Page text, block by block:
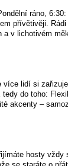
ráno,
přívětivěji.
a v lichotivém
lidí si
do toho:
akcenty –
hosty vždy